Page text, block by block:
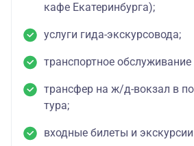
кафе Екатеринбурга);
услуги гида-экскурсовода;
транспортное
трансфер на ж/д-вокзал в
тура;
входные билеты и